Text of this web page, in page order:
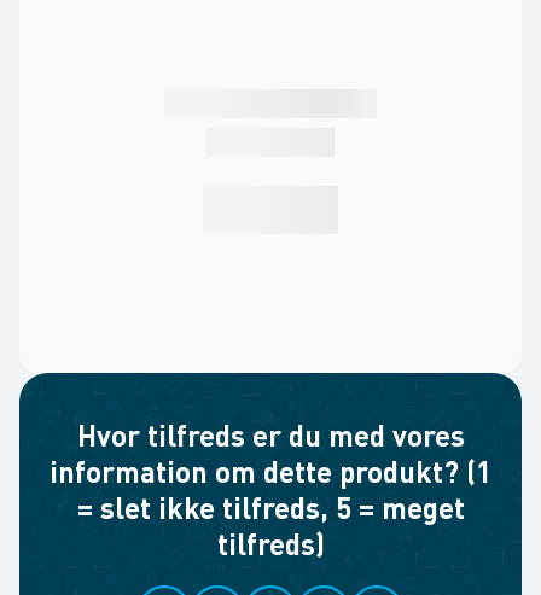
Hvor tilfreds er du med vores
information om dette produkt? (1
= slet ikke tilfreds, 5 = meget
tilfreds)